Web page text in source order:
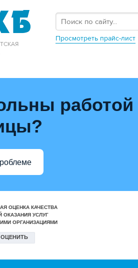
Просмотреть прайс-лист
работой